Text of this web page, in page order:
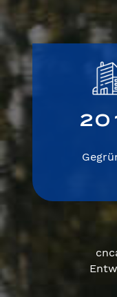
20